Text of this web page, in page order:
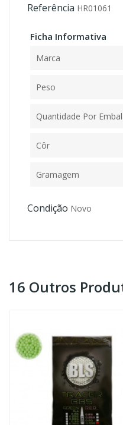
Referência HR01061
Ficha Informativa
Marca
Peso
Quantidade Por
Côr
Gramagem
Condição Novo
16 Outros